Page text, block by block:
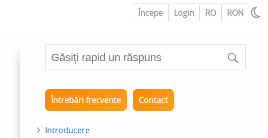
Începe Login RO RON
Întrebări frecvente Contact
Introducere